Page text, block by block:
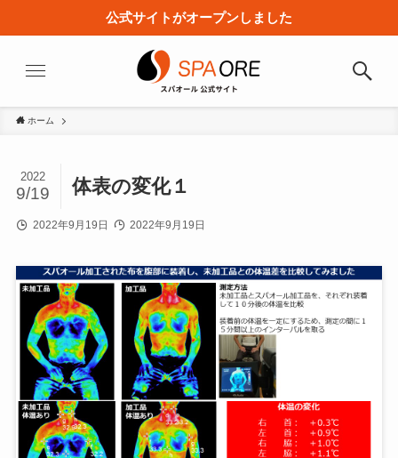
公式サイトがオープンしました
ホーム
体表の変化１
2022
9/19
2022年9月19日 2022年9月19日